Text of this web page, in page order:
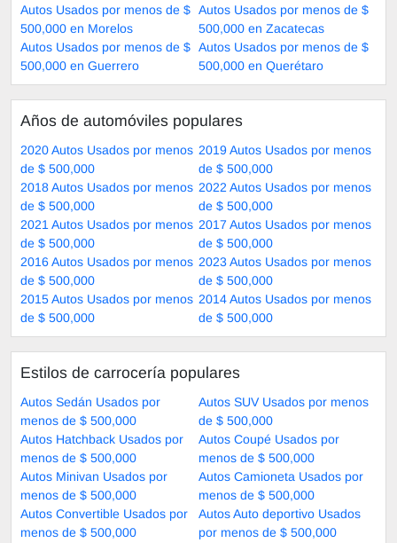
Autos Usados por menos de $
500,000 en Morelos
Autos Usados por menos de $
500,000 en Zacatecas
Autos Usados por menos de $
500,000 en Guerrero
Autos Usados por menos de $
500,000 en Querétaro
Años de automóviles populares
2020 Autos Usados por menos
de $ 500,000
2019 Autos Usados por menos
de $ 500,000
2018 Autos Usados por menos
de $ 500,000
2022 Autos Usados por menos
de $ 500,000
2021 Autos Usados por menos
de $ 500,000
2017 Autos Usados por menos
de $ 500,000
2016 Autos Usados por menos
de $ 500,000
2023 Autos Usados por menos
de $ 500,000
2015 Autos Usados por menos
de $ 500,000
2014 Autos Usados por menos
de $ 500,000
Estilos de carrocería populares
Autos Sedán Usados por
menos de $ 500,000
Autos SUV Usados por menos
de $ 500,000
Autos Hatchback Usados por
menos de $ 500,000
Autos Coupé Usados por
menos de $ 500,000
Autos Minivan Usados por
menos de $ 500,000
Autos Camioneta Usados por
menos de $ 500,000
Autos Convertible Usados por
menos de $ 500,000
Autos Auto deportivo Usados
por menos de $ 500,000